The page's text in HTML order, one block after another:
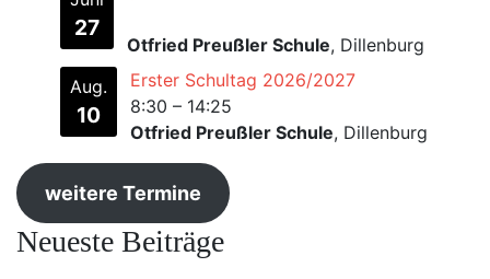
27
Otfried Preußler Schule, Dillenburg
Aug.
10
Erster Schultag 2026/2027
8:30 – 14:25
Otfried Preußler Schule, Dillenburg
weitere Termine
Neueste Beiträge